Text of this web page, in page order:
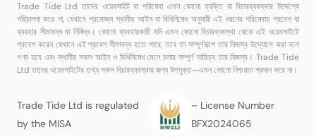
Trade Tide Ltd তাদের ওয়েবসাইট বা পরিষেবা এমন কোনো ব্যক্তি বা বিচারব্যবস্থার উদ্দেশ্যে
পরিচালনা করে না, যেখানে প্রযোজ্য স্থানীয় আইন বা বিধিনিষেধ অনুযায়ী এই ধরনের পরিষেবায় প্রবেশ বা
ব্যবহার সীমাবদ্ধ বা নিষিদ্ধ। কোনো ব্যবহারকারী যদি এমন কোনো বিচারব্যবস্থা থেকে এই ওয়েবসাইটে
প্রবেশ করেন যেখানে এই প্রবেশ সীমাবদ্ধ হতে পারে, তবে তা সম্পূর্ণরূপে তার নিজস্ব উদ্যোগে করা বলে
গণ্য হবে এবং স্থানীয় সকল আইন ও বিধিনিষেধ মেনে চলার সম্পূর্ণ দায়িত্ব তার নিজস্ব। Trade Tide
Ltd তাদের ওয়েবসাইটের তথ্য সকল বিচারব্যবস্থার জন্য উপযুক্ত—এমন কোনো নিশ্চয়তা প্রদান করে না।
Trade Tide Ltd is regulated
by the MISA
– License Number
BFX2024065